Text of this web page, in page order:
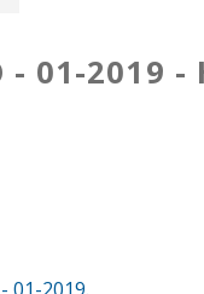
- 01-2019 -
01-2019.